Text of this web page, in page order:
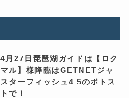
4月27日琵琶湖ガイドは【ロク
マル】様降臨はGETNETジャ
スターフィッシュ4.5のボトス
トで！